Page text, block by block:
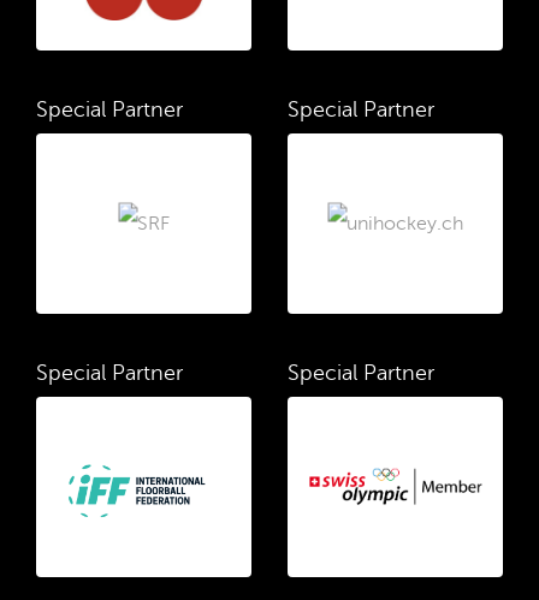
Special Partner Special Partner
Special Partner Special Partner